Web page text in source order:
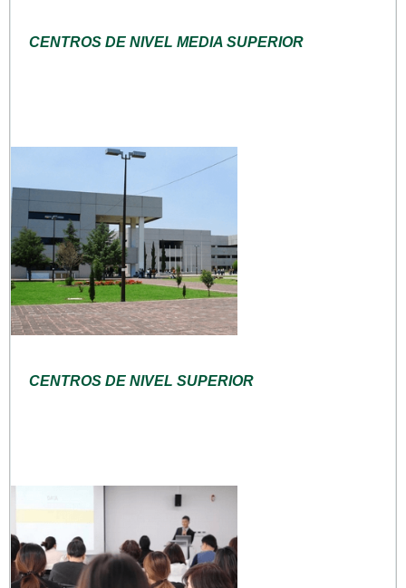
CENTROS DE NIVEL MEDIA SUPERIOR
CENTROS DE NIVEL SUPERIOR